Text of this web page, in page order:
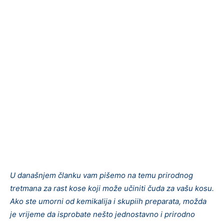
U današnjem članku vam pišemo na temu prirodnog
tretmana za rast kose koji može učiniti čuda za vašu kosu.
Ako ste umorni od kemikalija i skupiih preparata, možda
je vrijeme da isprobate nešto jednostavno i prirodno